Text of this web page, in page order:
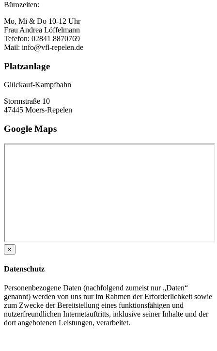
Bürozeiten:
Mo, Mi & Do 10-12 Uhr
Frau Andrea Löffelmann
Tefefon: 02841 8870769
Mail: info@vfl-repelen.de
Platzanlage
Glückauf-Kampfbahn
Stormstraße 10
47445 Moers-Repelen
Google Maps
×
Datenschutz
Personenbezogene Daten (nachfolgend zumeist nur „Daten“
genannt) werden von uns nur im Rahmen der Erforderlichkeit sowie
zum Zwecke der Bereitstellung eines funktionsfähigen und
nutzerfreundlichen Internetauftritts, inklusive seiner Inhalte und der
dort angebotenen Leistungen, verarbeitet.